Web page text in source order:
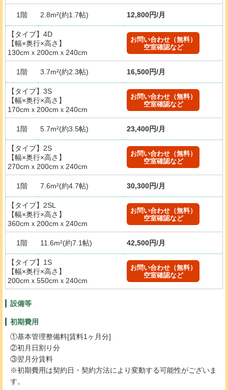
1階 2.8m²(約1.7帖) 12,800円/月
【タイプ】4D
【幅×奥行×高さ】
130cmｘ200cmｘ240cm
お問い合わせ（無料）
空室確認など
1階 3.7m²(約2.3帖) 16,500円/月
【タイプ】3S
【幅×奥行×高さ】
170cmｘ200cmｘ240cm
お問い合わせ（無料）
空室確認など
1階 5.7m²(約3.5帖) 23,400円/月
【タイプ】2S
【幅×奥行×高さ】
270cmｘ200cmｘ240cm
お問い合わせ（無料）
空室確認など
1階 7.6m²(約4.7帖) 30,300円/月
【タイプ】2SL
【幅×奥行×高さ】
360cmｘ200cmｘ240cm
お問い合わせ（無料）
空室確認など
1階 11.6m²(約7.1帖) 42,500円/月
【タイプ】1S
【幅×奥行×高さ】
200cmｘ550cmｘ240cm
お問い合わせ（無料）
空室確認など
設備等
初期費用
①基本管理整備料[賃料1ヶ月分]
②初月日割り分
③翌月分賃料
※初期費用は契約日・契約方法により変動する可能性がございま
す。